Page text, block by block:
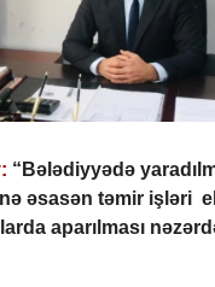
“Bələdiyyədə
əsasən təmir işləri
aparılması